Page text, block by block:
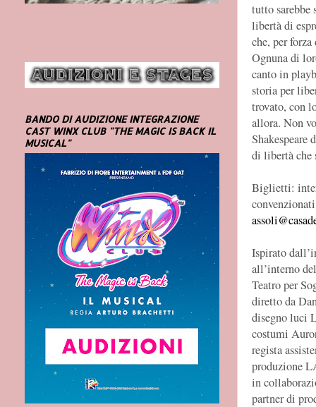
tutto sarebbe
libertà di
che, per
Ognuna di
canto in
storia per
trovato, con
allora. Non
Shakespeare
di libertà che
Biglietti:
Ispirato
all’interno
Teatro per
diretto da
disegno luci
costumi
regista
produzione
in
partner di
BANDO DI AUDIZIONE INTEGRAZIONE
CAST WINX CLUB "THE MAGIC IS BACK IL
MUSICAL"